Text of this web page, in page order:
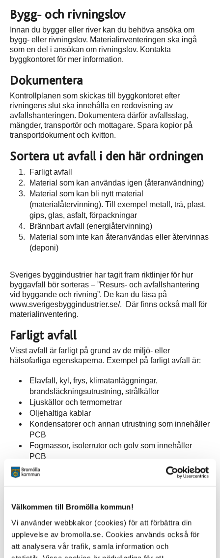
Välkommen till Bromölla kommun!
Vi använder webbkakor (cookies) för att förbättra din
upplevelse av bromolla.se. Cookies används också för
att analysera vår trafik, samla information och
Bygg- och rivningslov
Innan du bygger eller river kan du behöva ansöka om
bygg- eller rivningslov. Materialinventeringen ska ingå
som en del i ansökan om rivningslov. Kontakta
byggkontoret för mer information.
Dokumentera
Kontrollplanen som skickas till byggkontoret efter
rivningens slut ska innehålla en redovisning av
avfallshanteringen. Dokumentera därför avfallsslag,
mängder, transportör och mottagare. Spara kopior på
transportdokument och kvitton.
Sortera ut avfall i den här ordningen
Farligt avfall
Material som kan användas igen (återanvändning)
Material som kan bli nytt material
(materialåtervinning). Till exempel metall, trä, plast,
gips, glas, asfalt, förpackningar
Brännbart avfall (energiåtervinning)
Material som inte kan återanvändas eller återvinnas
(deponi)
Sveriges byggindustrier har tagit fram riktlinjer för hur
byggavfall bör sorteras – ”Resurs- och avfallshantering
vid byggande och rivning”. De kan du läsa på
www.sverigesbyggindustrier.se/. Där finns också mall för
materialinventering.
Farligt avfall
Visst avfall är farligt på grund av de miljö- eller
hälsofarliga egenskaperna. Exempel på farligt avfall är:
Elavfall, kyl, frys, klimatanläggningar,
brandsläckningsutrustning, strålkällor
Ljuskällor och termometrar
Oljehaltiga kablar
Kondensatorer och annan utrustning som innehåller
PCB
Fogmassor, isolerrutor och golv som innehåller
PCB
Isolering med CFC
Material som innehåller asbest till exempel isolering
lösningsmedel
Asfalt som innehåller stenkolstjära
Träskyddsbehandlat virke